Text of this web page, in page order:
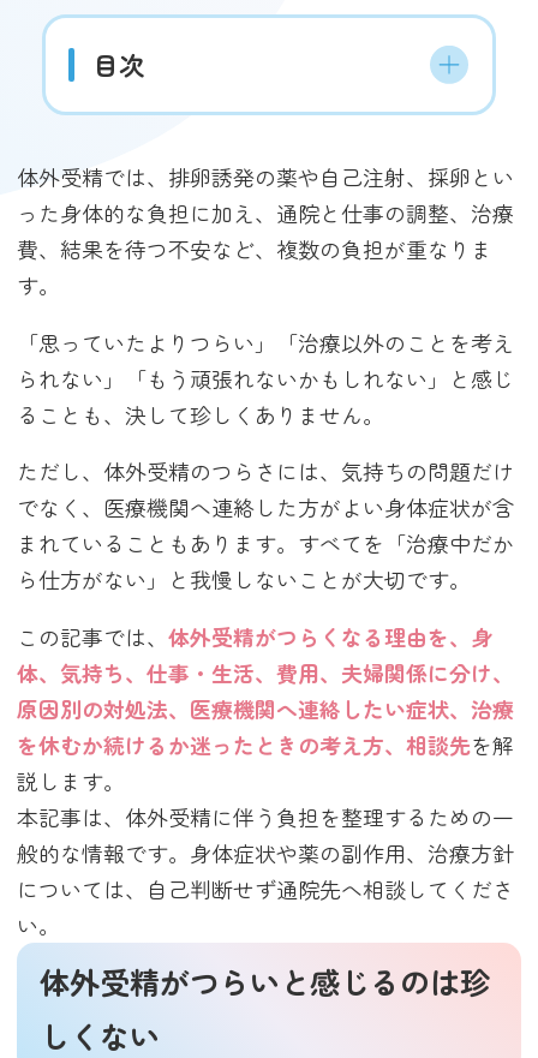
目次
体外受精では、排卵誘発の薬や自己注射、採卵とい
った身体的な負担に加え、通院と仕事の調整、治療
費、結果を待つ不安など、複数の負担が重なりま
す。
「思っていたよりつらい」「治療以外のことを考え
られない」「もう頑張れないかもしれない」と感じ
ることも、決して珍しくありません。
ただし、体外受精のつらさには、気持ちの問題だけ
でなく、医療機関へ連絡した方がよい身体症状が含
まれていることもあります。すべてを「治療中だか
ら仕方がない」と我慢しないことが大切です。
この記事では、体外受精がつらくなる理由を、身
体、気持ち、仕事・生活、費用、夫婦関係に分け、
原因別の対処法、医療機関へ連絡したい症状、治療
を休むか続けるか迷ったときの考え方、相談先を解
説します。
本記事は、体外受精に伴う負担を整理するための一
般的な情報です。身体症状や薬の副作用、治療方針
については、自己判断せず通院先へ相談してくださ
い。
体外受精がつらいと感じるのは珍
しくない